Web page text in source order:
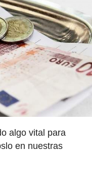
algo vital para
en nuestras